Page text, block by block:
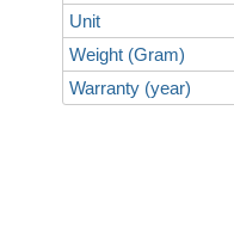
Unit
Weight (Gram)
Warranty (year)